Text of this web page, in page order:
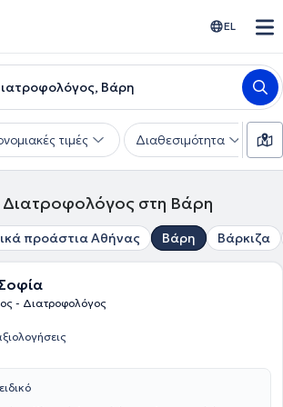
EL
Βάρη
τιμές Διαθεσιμότητα
Διατροφολόγος στη Βάρη
προάστια Αθήνας Βάρη Βάρκιζα
- Διατροφολόγος